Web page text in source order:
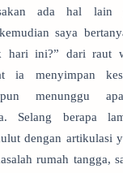
ada hal
saya
hari ini?” dari raut
ia menyimpan
menunggu
Selang berapa
dengan artikulasi
rumah tangga,